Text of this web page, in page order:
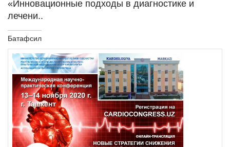
«Инновационные подходы в диагностике и
лечени..
Батафсил